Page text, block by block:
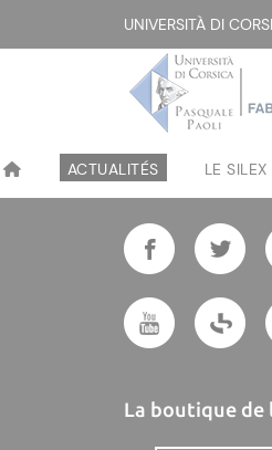
UNIVERSITÀ DI
ACTUALITÉS LE SILEX
Suivre
La boutique de